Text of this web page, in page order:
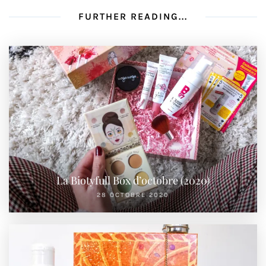
FURTHER READING...
La Biotyfull Box d’octobre (2020)
28 OCTOBRE 2020